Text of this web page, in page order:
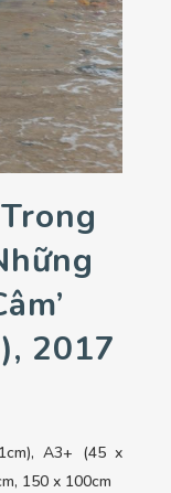
2017
A3+ (45 x
150 x 100cm